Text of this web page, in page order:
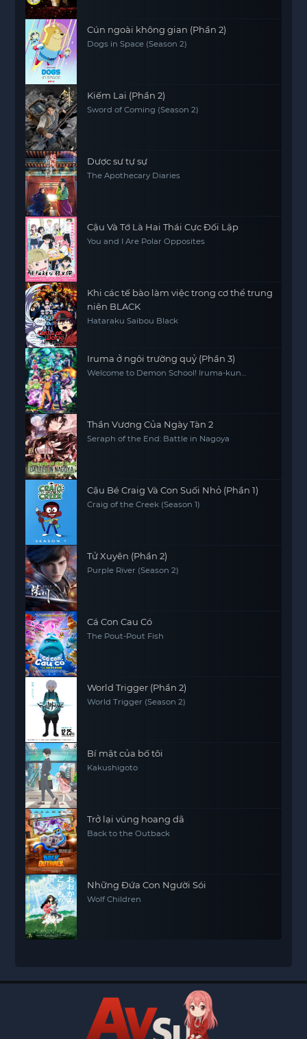
Cún ngoài không gian (Phần 2)
Dogs in Space (Season 2)
Kiếm Lai (Phần 2)
Sword of Coming (Season 2)
Dược sư tự sự
The Apothecary Diaries
Cậu Và Tớ Là Hai Thái Cực Đối Lập
You and I Are Polar Opposites
Khi các tế bào làm việc trong cơ thể trung
niên BLACK
Hataraku Saibou Black
Iruma ở ngôi trường quỷ (Phần 3)
Welcome to Demon School! Iruma-kun
Thần Vương Của Ngày Tàn 2
Seraph of the End: Battle in Nagoya
Cậu Bé Craig Và Con Suối Nhỏ (Phần 1)
Craig of the Creek (Season 1)
Tử Xuyên (Phần 2)
Purple River (Season 2)
Cá Con Cau Có
The Pout-Pout Fish
World Trigger (Phần 2)
World Trigger (Season 2)
Bí mật của bố tôi
Kakushigoto
Trở lại vùng hoang dã
Back to the Outback
Những Đứa Con Người Sói
Wolf Children